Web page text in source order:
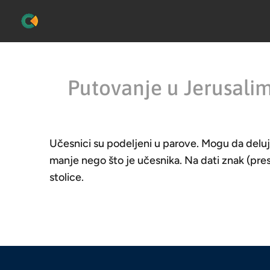
Putovanje u
Učesnici su podeljeni u parove. Mogu da
manje nego što je učesnika. Na dati znak
stolice.